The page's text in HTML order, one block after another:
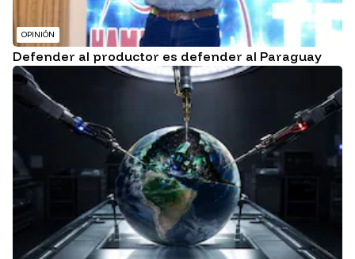
OPINIÓN
Defender al productor es defender al Paraguay